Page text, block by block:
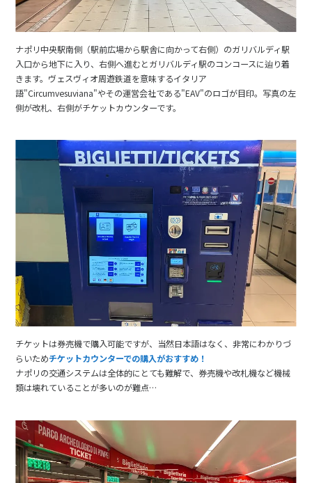
ナポリ中央駅南側（駅前広場から駅舎に向かって右側）のガリバルディ駅
入口から地下に入り、右側へ進むとガリバルディ駅のコンコースに辿り着
きます。ヴェスヴィオ周遊鉄道を意味するイタリア
語"Circumvesuviana"やその運営会社である"EAV"のロゴが目印。写真の左
側が改札、右側がチケットカウンターです。
チケットは券売機で購入可能ですが、当然日本語はなく、非常にわかりづ
らいためチケットカウンターでの購入がおすすめ！
ナポリの交通システムは全体的にとても難解で、券売機や改札機など機械
類は壊れていることが多いのが難点…